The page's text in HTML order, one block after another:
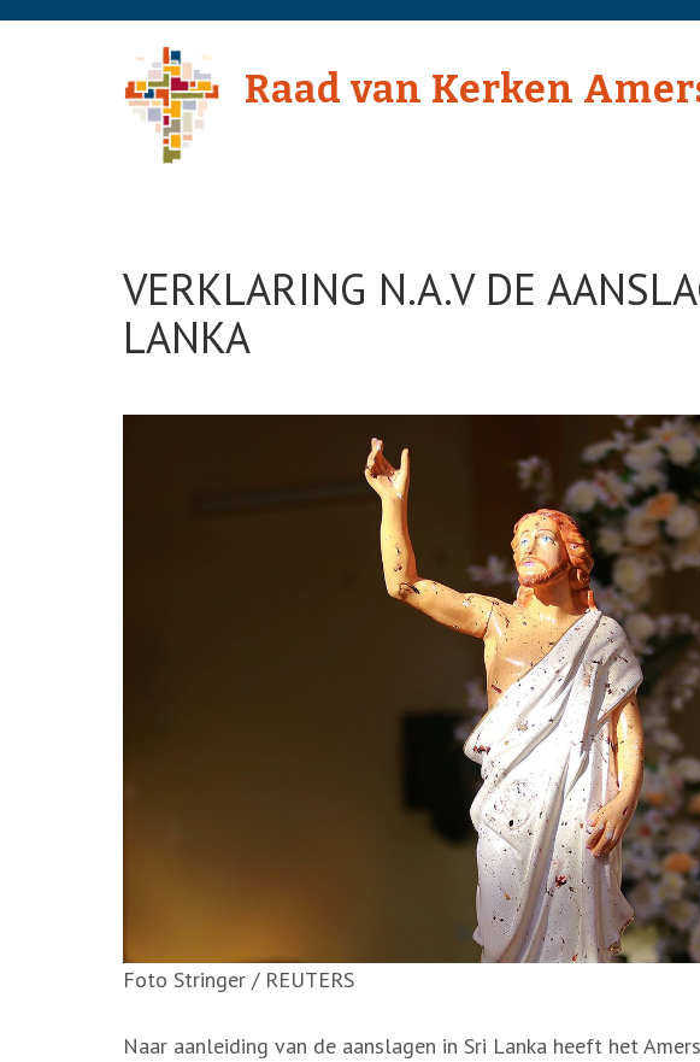
Skip
Raad van Kerken
VERKLARING N.A.V DE
LANKA
Foto Stringer / REUTERS
Naar aanleiding van de aanslagen in Sri Lanka heeft het